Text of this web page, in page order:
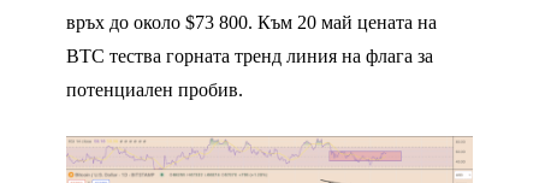
връх до около $73 800. Към 20 май цената на
BTC тества горната тренд линия на флага за
потенциален пробив.